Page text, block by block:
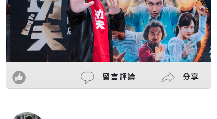
留言評論 分享